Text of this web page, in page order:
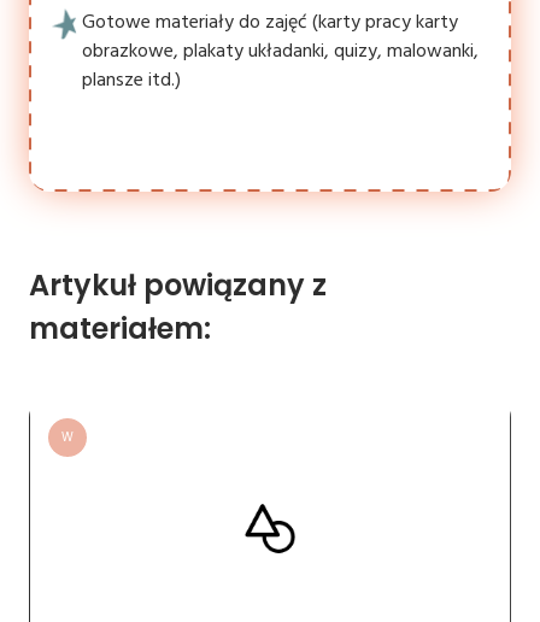
Gotowe materiały do zajęć (karty pracy karty
obrazkowe, plakaty układanki, quizy, malowanki,
plansze itd.)
Artykuł powiązany z
materiałem:
W